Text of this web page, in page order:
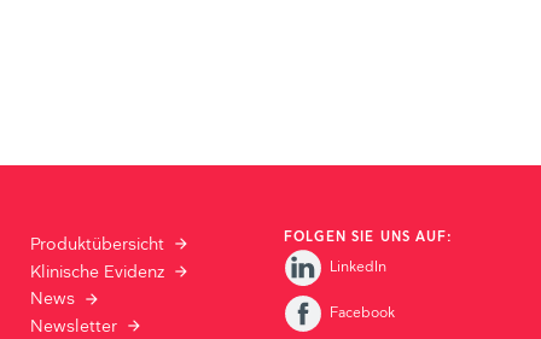
Produktübersicht
Klinische Evidenz
News
Newsletter
FOLGEN SIE UNS AUF:
LinkedIn
Facebook